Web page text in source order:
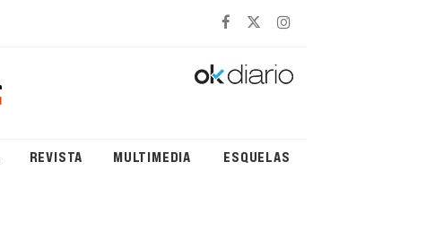
REVISTA MULTIMEDIA ESQUELAS